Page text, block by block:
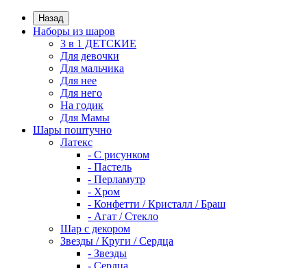
Назад
Наборы из шаров
3 в 1 ДЕТСКИЕ
Для девочки
Для мальчика
Для нее
Для него
На годик
Для Мамы
Шары поштучно
Латекс
- С рисунком
- Пастель
- Перламутр
- Хром
- Конфетти / Кристалл / Браш
- Агат / Стекло
Шар с декором
Звезды / Круги / Сердца
- Звезды
- Сердца